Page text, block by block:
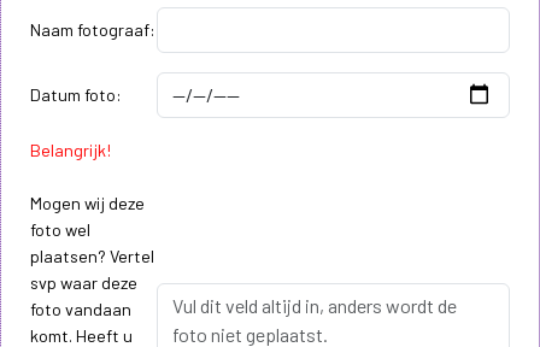
Naam fotograaf:
Datum foto:
Belangrijk!
Mogen wij deze
foto wel
plaatsen? Vertel
svp waar deze
foto vandaan
komt. Heeft u